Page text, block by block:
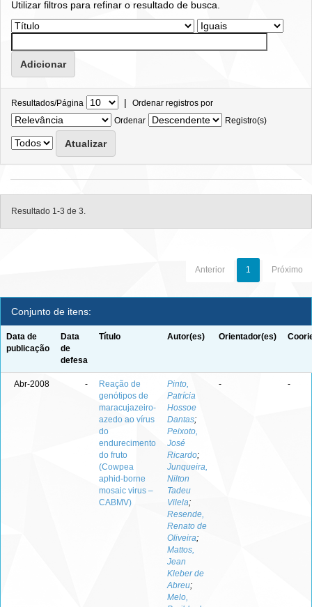
Utilizar filtros para refinar o resultado de busca.
Resultados/Página | Ordenar registros por
Ordenar
Registro(s)
Resultado 1-3 de 3.
Anterior 1 Próximo
Conjunto de itens:
Data de
publicação
Data
de
defesa
Título Autor(es) Orientador(es)
Abr-2008 -
Reação de
genótipos de
maracujazeiro-
azedo ao vírus
do
endurecimento
do fruto
(Cowpea
aphid-borne
mosaic virus –
CABMV)
Pinto,
Patrícia
Hossoe
Dantas;
Peixoto,
José
Ricardo;
Junqueira,
Nilton
Tadeu
Vilela;
Resende,
Renato de
Oliveira;
Mattos,
Jean
Kleber de
Abreu;
Melo,
- -